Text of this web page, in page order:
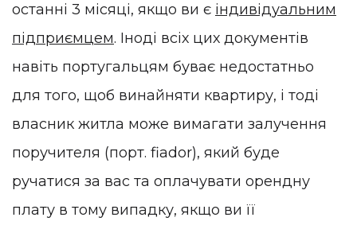
останні 3 місяці, якщо ви є індивідуальним
підприємцем. Іноді всіх цих документів
навіть португальцям буває недостатньо
для того, щоб винайняти квартиру, і тоді
власник житла може вимагати залучення
поручителя (порт. fiador), який буде
ручатися за вас та оплачувати орендну
плату в тому випадку, якщо ви її